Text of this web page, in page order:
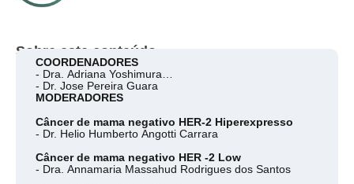
Sobre este conteúdo
COORDENADORES
- Dra. Adriana Yoshimura
- Dr. Jose Pereira Guara
MODERADORES
Câncer de mama negativo HER-2 Hiperexpresso
- Dr. Helio Humberto Angotti Carrara
Câncer de mama negativo HER -2 Low
- Dra. Annamaria Massahud Rodrigues dos Santos